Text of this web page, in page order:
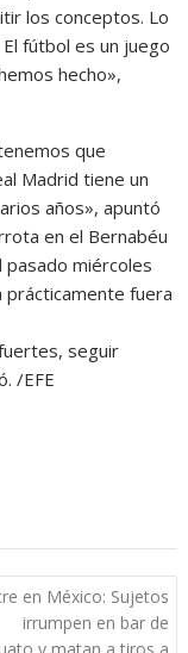
los conceptos. Lo
fútbol es un juego
hecho»,
que
Madrid tiene un
años», apuntó
en el Bernabéu
miércoles
fuera
seguir
/EFE
en México: Sujetos
irrumpen en bar de